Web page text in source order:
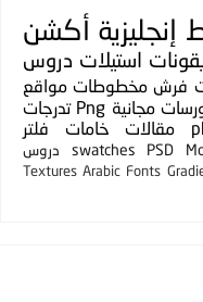
أكشن
استيلات دروس
فرش مخطوطات مواقع
مجانية Png تدرجات
مقالات خامات
فلتر
PSD
swatches
دروس
Arabic Fonts
Textures